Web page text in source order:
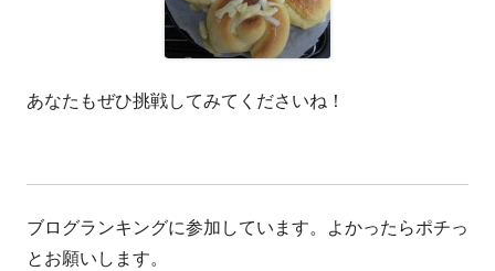
あなたもぜひ挑戦してみてくださいね！
ブログランキングに参加しています。よかったらポチっ
とお願いします。